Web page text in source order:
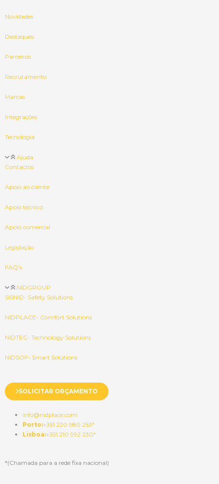
Novidades
Destaques
Parceiros
Recrutamento
Marcas
Integrações
Tecnologia
Ajuda
Contactos
Apoio ao cliente
Apoio técnico
Apoio comercial
Legislação
FAQ’s
NIDGROUP
SISNID- Safety Solutions
NIDPLACE- Comfort Solutions
NIDTEC- Technology Solutions
NIDSOF- Smart Solutions
SOLICITAR ORÇAMENTO
info@nidplace.com
Porto:+351 220 980 253*
Lisboa:+351 210 992 230*
*(Chamada para a rede fixa nacional)